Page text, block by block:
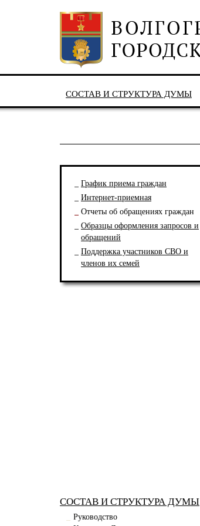
СОСТАВ И СТРУКТУРА ДУМЫ
График приема граждан
Интернет-приемная
Отчеты об обращениях граждан
Образцы оформления запросов и
обращений
Поддержка участников СВО и
членов их семей
СОСТАВ И СТРУКТУРА ДУМЫ
Руководство